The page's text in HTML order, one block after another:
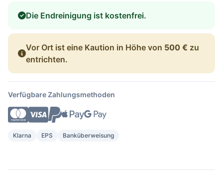
Die Endreinigung ist kostenfrei.
Vor Ort ist eine Kaution in Höhe von 500 € zu
entrichten.
Verfügbare Zahlungsmethoden
Klarna EPS Banküberweisung